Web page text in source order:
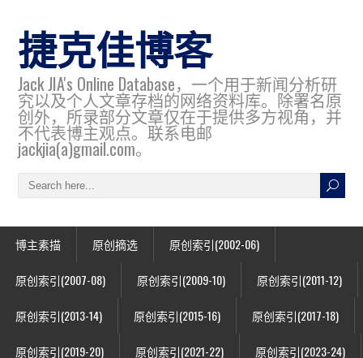
捷克佳博客
Jack JIA's Online Database，一个用于新闻分析研
究以及个人文章存档的网络资料库。除署名原
创外，所录部分文章仅在于提供多方视角，并
不代表博主观点。联系电邮
jackjia(a)gmail.com。
博主素描 原创摘选 原创索引(2002-06)
原创索引(2007-08) 原创索引(2009-10) 原创索引(2011-12)
原创索引(2013-14) 原创索引(2015-16) 原创索引(2017-18)
原创索引(2019-20) 原创索引(2021-22) 原创索引(2023-24)